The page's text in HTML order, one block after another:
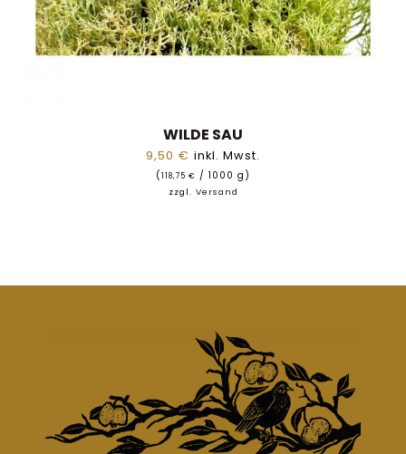
WILDE SAU
9,50 € inkl. Mwst.
(118,75 € / 1000 g)
zzgl. Versand